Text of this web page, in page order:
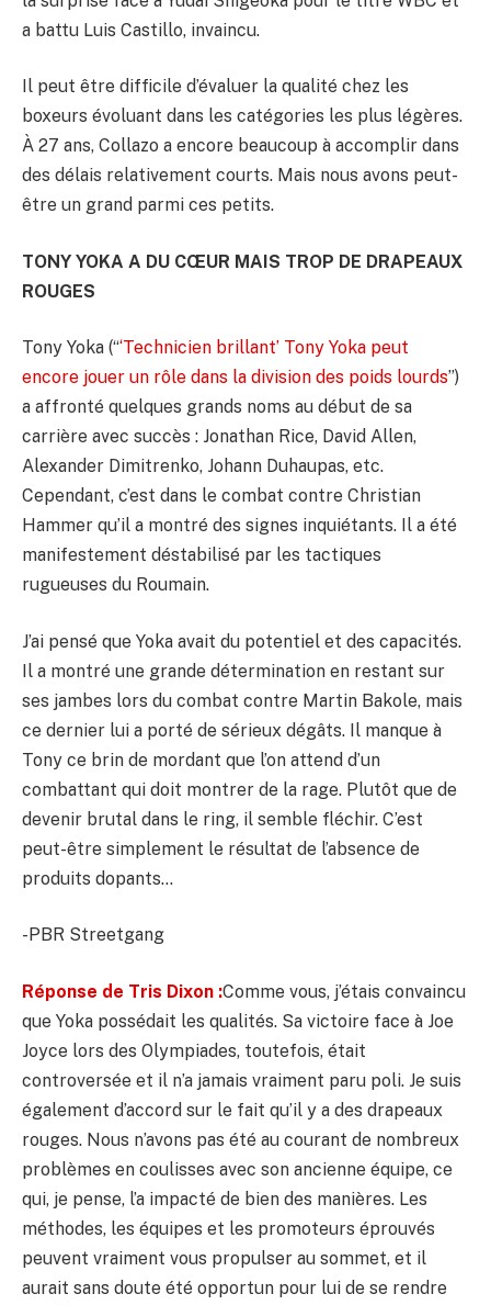
a battu Luis Castillo, invaincu.
Il peut être difficile d’évaluer la qualité chez les
boxeurs évoluant dans les catégories les plus légères.
À 27 ans, Collazo a encore beaucoup à accomplir dans
des délais relativement courts. Mais nous avons peut-
être un grand parmi ces petits.
TONY YOKA A DU CŒUR MAIS TROP DE DRAPEAUX
ROUGES
Tony Yoka (“‘Technicien brillant’ Tony Yoka peut
encore jouer un rôle dans la division des poids lourds”)
a affronté quelques grands noms au début de sa
carrière avec succès : Jonathan Rice, David Allen,
Alexander Dimitrenko, Johann Duhaupas, etc.
Cependant, c’est dans le combat contre Christian
Hammer qu’il a montré des signes inquiétants. Il a été
manifestement déstabilisé par les tactiques
rugueuses du Roumain.
J’ai pensé que Yoka avait du potentiel et des capacités.
Il a montré une grande détermination en restant sur
ses jambes lors du combat contre Martin Bakole, mais
ce dernier lui a porté de sérieux dégâts. Il manque à
Tony ce brin de mordant que l’on attend d’un
combattant qui doit montrer de la rage. Plutôt que de
devenir brutal dans le ring, il semble fléchir. C’est
peut-être simplement le résultat de l’absence de
produits dopants…
-PBR Streetgang
Réponse de Tris Dixon :Comme vous, j’étais convaincu
que Yoka possédait les qualités. Sa victoire face à Joe
Joyce lors des Olympiades, toutefois, était
controversée et il n’a jamais vraiment paru poli. Je suis
également d’accord sur le fait qu’il y a des drapeaux
rouges. Nous n’avons pas été au courant de nombreux
problèmes en coulisses avec son ancienne équipe, ce
qui, je pense, l’a impacté de bien des manières. Les
méthodes, les équipes et les promoteurs éprouvés
peuvent vraiment vous propulser au sommet, et il
aurait sans doute été opportun pour lui de se rendre